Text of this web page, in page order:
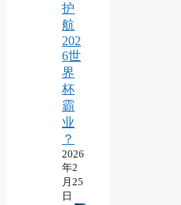
护
航
202
6世
界
杯
霸
业
？
2026
年2
月25
日